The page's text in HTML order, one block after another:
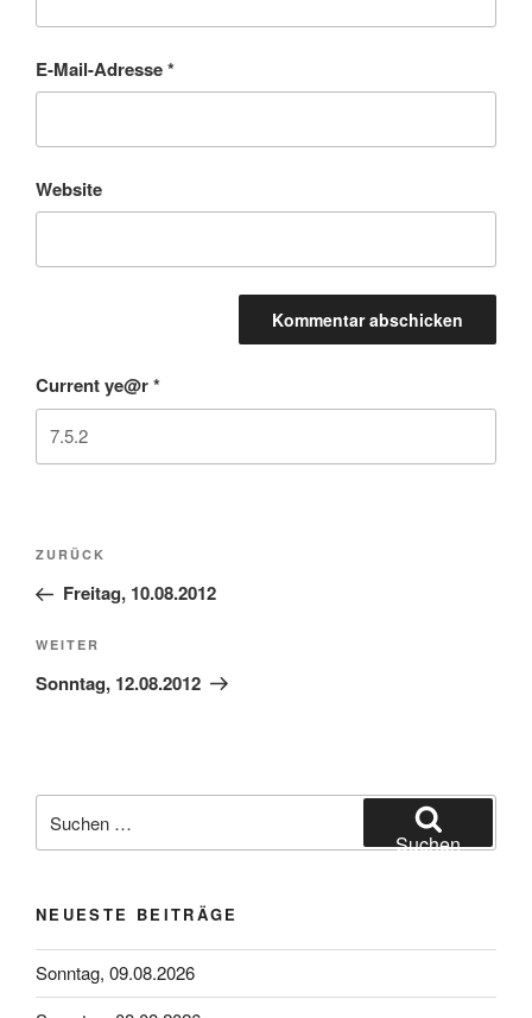
E-Mail-Adresse*
Website
Current ye@r*
Beitragsnavigation
Vorheriger
Beitrag
ZURÜCK
Freitag, 10.08.2012
Nächster
Beitrag
WEITER
Sonntag, 12.08.2012
nach:
Suchen
NEUESTE BEITRÄGE
Sonntag, 09.08.2026